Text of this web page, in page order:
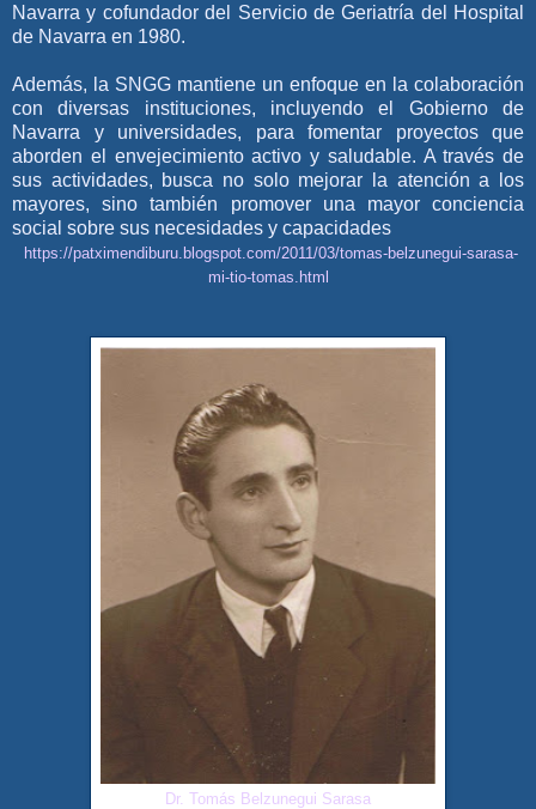
Navarra y cofundador del Servicio de Geriatría del Hospital
de Navarra en 1980​.
Además, la SNGG mantiene un enfoque en la colaboración
con diversas instituciones, incluyendo el Gobierno de
Navarra y universidades, para fomentar proyectos que
aborden el envejecimiento activo y saludable. A través de
sus actividades, busca no solo mejorar la atención a los
mayores, sino también promover una mayor conciencia
social sobre sus necesidades y capacidades
https://patximendiburu.blogspot.com/2011/03/tomas-belzunegui-sarasa-
mi-tio-tomas.html
Dr. Tomás Belzunegui Sarasa